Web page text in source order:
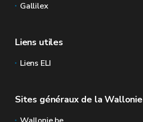
Gallilex
Liens utiles
Liens ELI
Sites généraux de la Wallonie